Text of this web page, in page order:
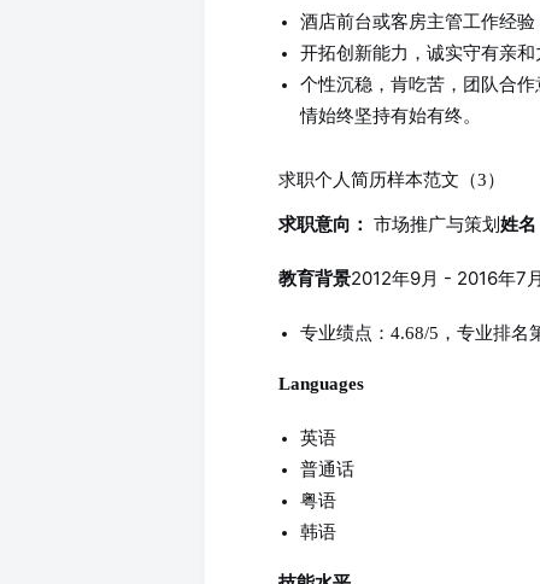
酒店前台或客房主管工作经
开拓创新能力，诚实守有亲和
个性沉稳，肯吃苦，团队合
情始终坚持有始有终。
求职个人简历样本范文（3）
求职意向： 市场推广与策划姓名
教育背景2012年9月 - 2016年7
专业绩点：4.68/5，专业排名
Languages
英语
普通话
粤语
韩语